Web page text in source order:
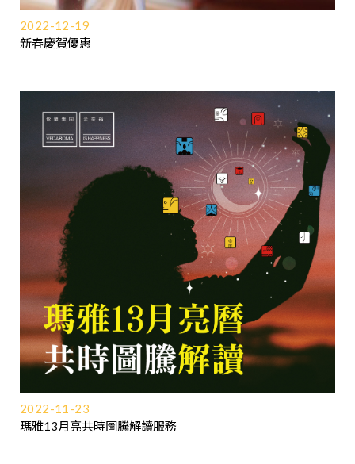
2022-12-19
新春慶賀優惠
2022-11-23
瑪雅13月亮共時圖騰解讀服務